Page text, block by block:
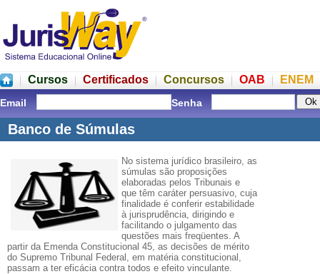
Cursos Certificados Concursos OAB ENEM
Email Senha
Banco de Súmulas
No sistema jurídico brasileiro, as
súmulas são proposições
elaboradas pelos Tribunais e
que têm caráter persuasivo, cuja
finalidade é conferir estabilidade
à jurisprudência, dirigindo e
facilitando o julgamento das
questões mais freqüentes. A
partir da Emenda Constitucional 45, as decisões de mérito
do Supremo Tribunal Federal, em matéria constitucional,
passam a ter eficácia contra todos e efeito vinculante.